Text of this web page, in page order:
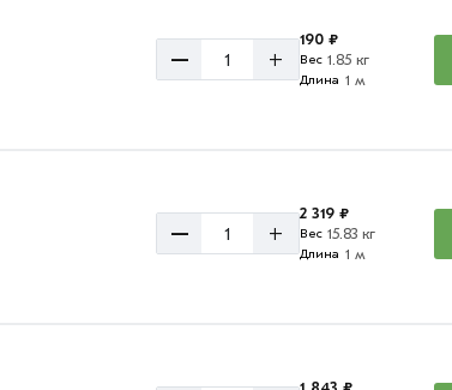
– +
190 ₽
Вес 1.85 кг
Длина 1 м
– +
2 319 ₽
Вес 15.83 кг
Длина 1 м